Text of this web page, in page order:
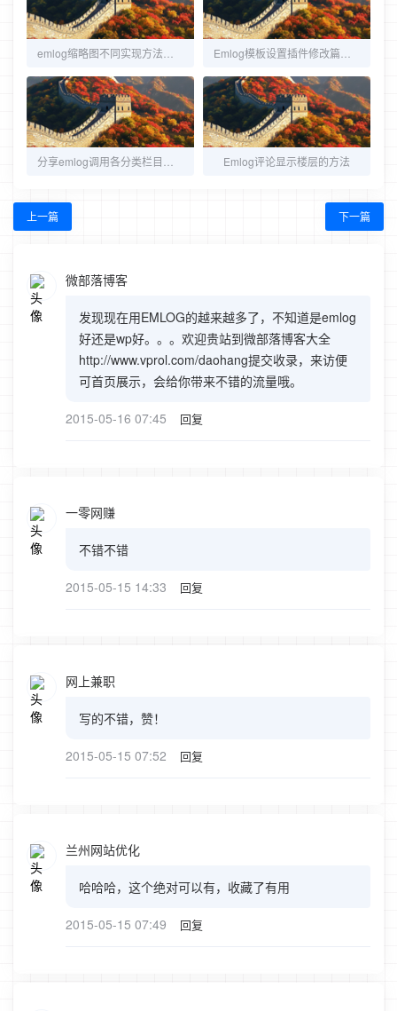
Emlog评论显示楼层的方法
上一篇 下一篇
微部落博客
发现现在用EMLOG的越来越多了，不知道是emlog
好还是wp好。。。欢迎贵站到微部落博客大全
http://www.vprol.com/daohang提交收录，来访便
可首页展示，会给你带来不错的流量哦。
2015-05-16 07:45 回复
一零网赚
不错不错
2015-05-15 14:33 回复
网上兼职
写的不错，赞！
2015-05-15 07:52 回复
兰州网站优化
哈哈哈，这个绝对可以有，收藏了有用
2015-05-15 07:49 回复